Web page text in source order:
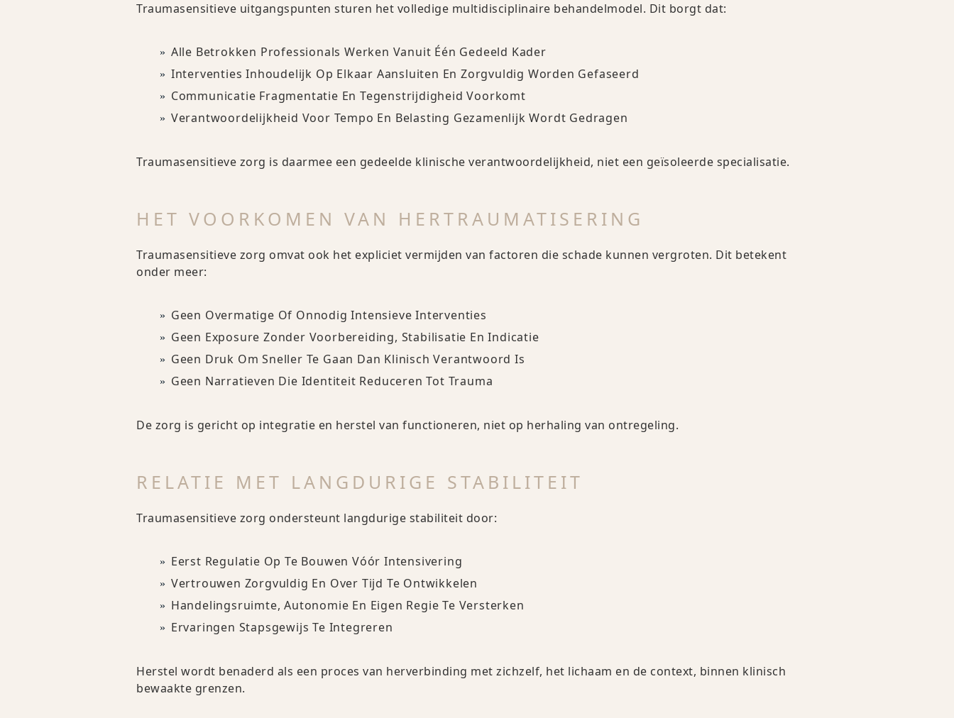
Traumasensitieve uitgangspunten sturen het volledige multidisciplinaire behandelmodel. Dit borgt dat:
Alle Betrokken Professionals Werken Vanuit Één Gedeeld Kader
Interventies Inhoudelijk Op Elkaar Aansluiten En Zorgvuldig Worden Gefaseerd
Communicatie Fragmentatie En Tegenstrijdigheid Voorkomt
Verantwoordelijkheid Voor Tempo En Belasting Gezamenlijk Wordt Gedragen
Traumasensitieve zorg is daarmee een gedeelde klinische verantwoordelijkheid, niet een geïsoleerde specialisatie.
HET VOORKOMEN VAN HERTRAUMATISERING
Traumasensitieve zorg omvat ook het expliciet vermijden van factoren die schade kunnen vergroten. Dit betekent
onder meer:
Geen Overmatige Of Onnodig Intensieve Interventies
Geen Exposure Zonder Voorbereiding, Stabilisatie En Indicatie
Geen Druk Om Sneller Te Gaan Dan Klinisch Verantwoord Is
Geen Narratieven Die Identiteit Reduceren Tot Trauma
De zorg is gericht op integratie en herstel van functioneren, niet op herhaling van ontregeling.
RELATIE MET LANGDURIGE STABILITEIT
Traumasensitieve zorg ondersteunt langdurige stabiliteit door:
Eerst Regulatie Op Te Bouwen Vóór Intensivering
Vertrouwen Zorgvuldig En Over Tijd Te Ontwikkelen
Handelingsruimte, Autonomie En Eigen Regie Te Versterken
Ervaringen Stapsgewijs Te Integreren
Herstel wordt benaderd als een proces van herverbinding met zichzelf, het lichaam en de context, binnen klinisch
bewaakte grenzen.